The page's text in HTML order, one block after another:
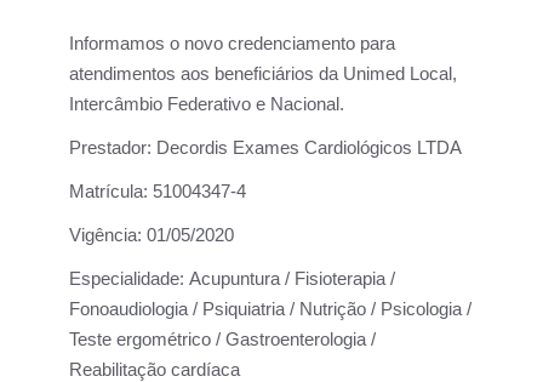
Informamos o novo credenciamento para
atendimentos aos beneficiários da Unimed Local,
Intercâmbio Federativo e Nacional.
Prestador: Decordis Exames Cardiológicos LTDA
Matrícula: 51004347-4
Vigência: 01/05/2020
Especialidade: Acupuntura / Fisioterapia /
Fonoaudiologia / Psiquiatria / Nutrição / Psicologia /
Teste ergométrico / Gastroenterologia /
Reabilitação cardíaca